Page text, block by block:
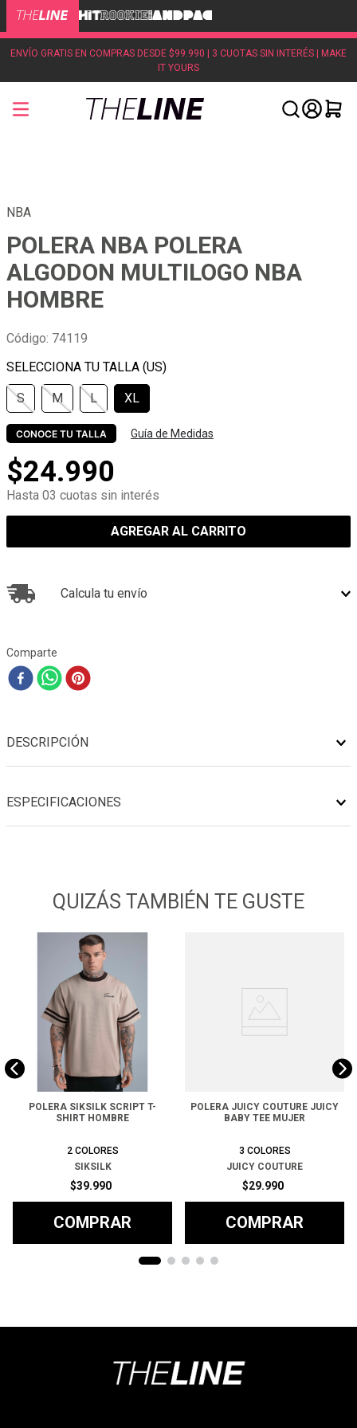
ENVÍO GRATIS EN COMPRAS DESDE $99.990 | 3 CUOTAS SIN INTERÉS | MAKE
IT YOURS
NBA
POLERA NBA POLERA
ALGODON MULTILOGO NBA
HOMBRE
Código: 74119
S M L XL
CONOCE TU TALLA Guía de Medidas
$24.990
Hasta 03 cuotas sin interés
AGREGAR AL CARRITO
Calcula tu envío
Comparte
DESCRIPCIÓN
ESPECIFICACIONES
QUIZÁS TAMBIÉN TE GUSTE
POLERA SIKSILK SCRIPT T-
SHIRT HOMBRE
2 COLORES
SIKSILK
$39.990
COMPRAR
POLERA JUICY COUTURE JUICY
BABY TEE MUJER
3 COLORES
JUICY COUTURE
$29.990
COMPRAR